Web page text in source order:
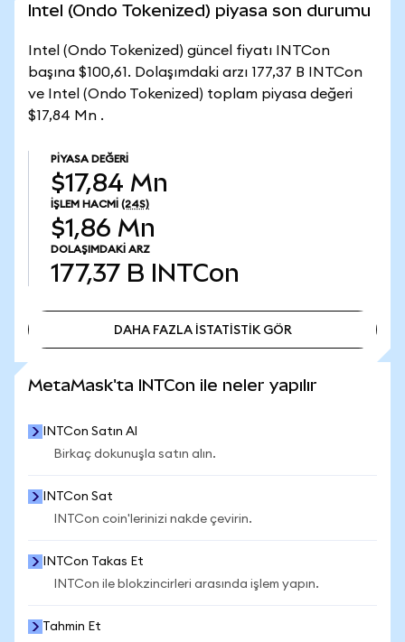
Intel (Ondo Tokenized) piyasa son durumu
Intel (Ondo Tokenized) güncel fiyatı INTCon
başına $100,61. Dolaşımdaki arzı 177,37 B INTCon
ve Intel (Ondo Tokenized) toplam piyasa değeri
$17,84 Mn .
PIYASA DEĞERI
$17,84 Mn
İŞLEM HACMI (24S)
$1,86 Mn
DOLAŞIMDAKI ARZ
177,37 B INTCon
DAHA FAZLA İSTATİSTİK GÖR
MetaMask'ta INTCon ile neler yapılır
INTCon Satın Al
Birkaç dokunuşla satın alın.
INTCon Sat
INTCon coin'lerinizi nakde çevirin.
INTCon Takas Et
INTCon ile blokzincirleri arasında işlem yapın.
Tahmin Et